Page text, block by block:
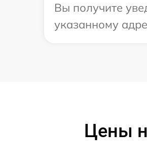
Вы получите
указанному
Цены